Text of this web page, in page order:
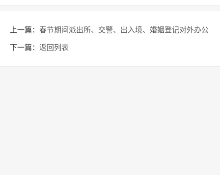
上一篇： 春节期间派出所、交警、出入境、婚姻登记对外办公
时间
下一篇： 返回列表